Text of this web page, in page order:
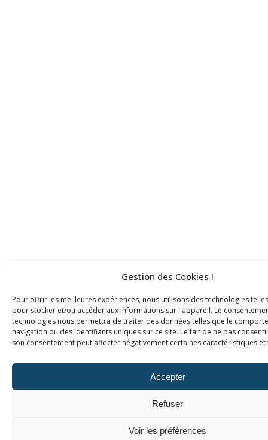
Gestion des Cookies !
Pour offrir les meilleures expériences, nous utilisons des technologies
pour stocker et/ou accéder aux informations sur l'appareil. Le
technologies nous permettra de traiter des données telles que le
navigation ou des identifiants uniques sur ce site. Le fait de ne pas
son consentement peut affecter négativement certaines caractéristiques
Accepter
Refuser
Voir les préférences